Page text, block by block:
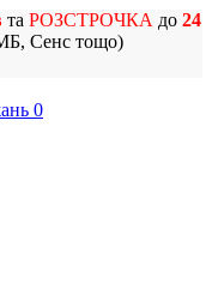
та РОЗСТРОЧКА до 24
Сенс тощо)
0